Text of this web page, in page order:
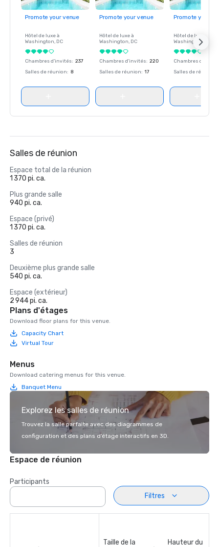
Promote your venue
Hôtel de luxe à
Washington, DC
Chambres d'invités: 237
Salles de réunion: 8
Promote your venue
Hôtel de luxe à
Washington, DC
Chambres d'invités: 220
Salles de réunion: 17
Promote your
Hôtel de luxe à
Washington
Chambres
Salles de réunion
Salles de réunion
Espace total de la réunion
1 370 pi. ca.
Plus grande salle
940 pi. ca.
Espace (privé)
1 370 pi. ca.
Salles de réunion
3
Deuxième plus grande salle
540 pi. ca.
Espace (extérieur)
2 944 pi. ca.
Plans d'étages
Download floor plans for this venue.
Capacity Chart
Virtual Tour
Menus
Download catering menus for this venue.
Banquet Menu
Explorez les salles de réunion
Trouvez la salle parfaite avec des diagrammes de
configuration et des plans d’étage interactifs en 3D.
Espace de réunion
Participants
Filtres
Taille de la
Hauteur du